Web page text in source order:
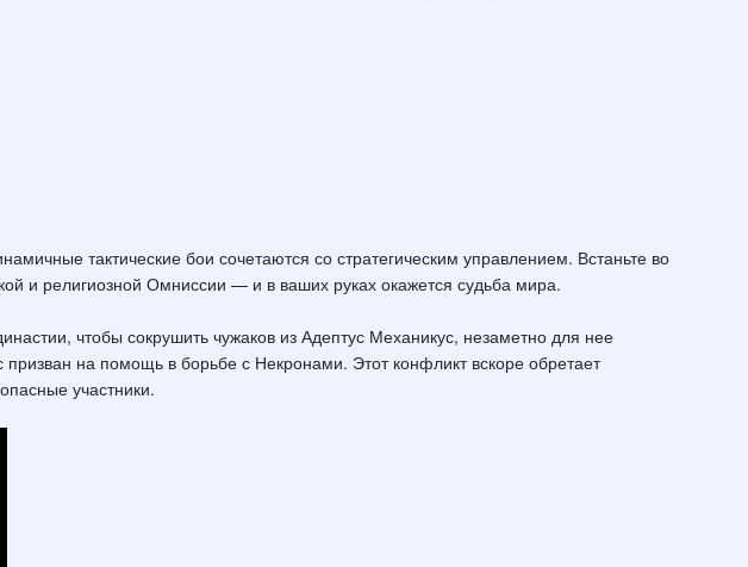
тактические бои сочетаются со стратегическим управлением. Встаньте во
и религиозной Омниссии — и в ваших руках окажется судьба мира.
чтобы сокрушить чужаков из Адептус Механикус, незаметно для нее
на помощь в борьбе с Некронами. Этот конфликт вскоре обретает
участники.